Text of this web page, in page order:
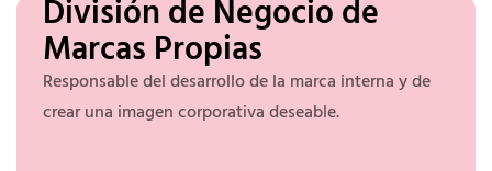
División de Negocio de
Marcas Propias
Responsable del desarrollo de la marca interna y de
crear una imagen corporativa deseable.